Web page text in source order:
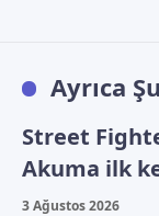
Ayrıca
Street
Akuma ilk
3 Ağustos 2026